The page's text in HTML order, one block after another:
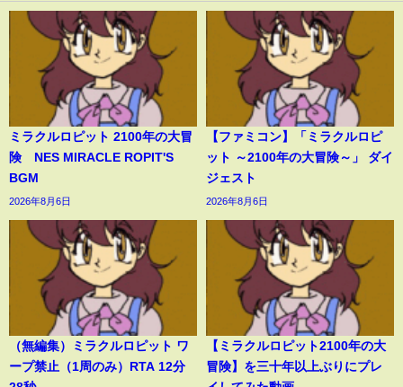
ミラクルロピット 2100年の大冒
険 NES MIRACLE ROPIT'S
BGM
2026年8月6日
【ファミコン】「ミラクルロピ
ット ～2100年の大冒険～」 ダイ
ジェスト
2026年8月6日
（無編集）ミラクルロピット ワ
ープ禁止（1周のみ）RTA 12分
【ミラクルロピット2100年の大
冒険】を三十年以上ぶりにプレ